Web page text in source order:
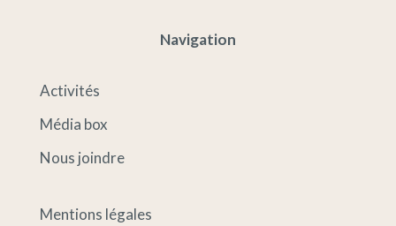
Navigation
Activités
Média box
Nous joindre
Mentions légales